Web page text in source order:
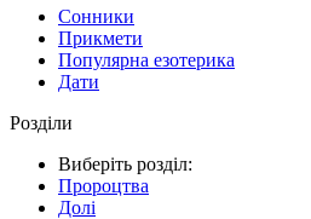
Сонники
Прикмети
Популярна езотерика
Дати
Розділи
Виберіть розділ:
Пророцтва
Долі